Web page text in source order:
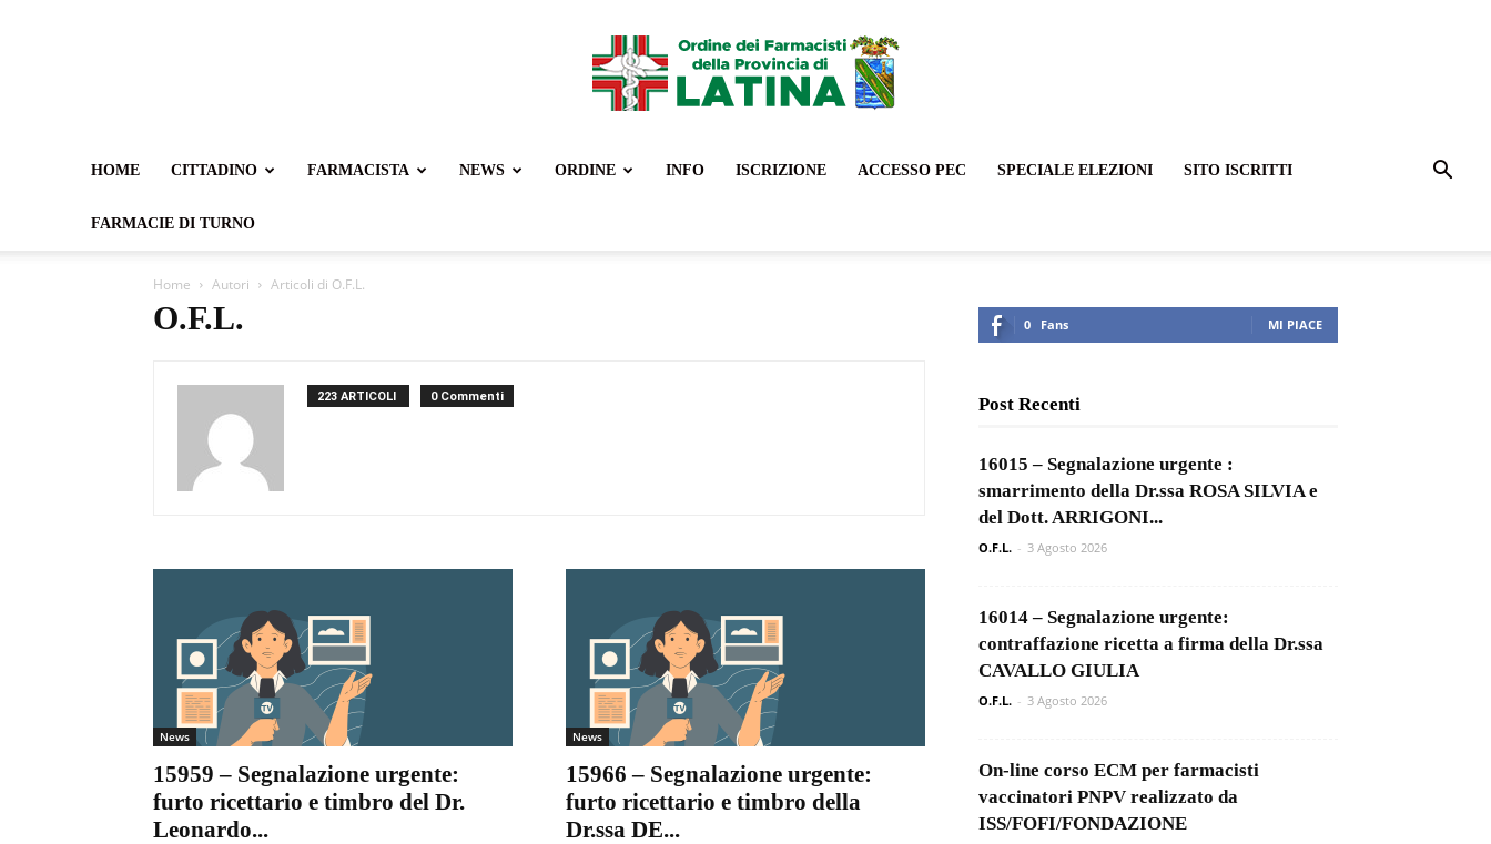
HOME CITTADINO FARMACISTA NEWS ORDINE INFO ISCRIZIONE ACCESSO PEC SPECIALE ELEZIONI SITO ISCRITTI
FARMACIE DI TURNO
Home Autori Articoli di O.F.L.
O.F.L.
223 ARTICOLI 0 Commenti
News
15959 – Segnalazione urgente:
furto ricettario e timbro del Dr.
Leonardo...
News
15966 – Segnalazione urgente:
furto ricettario e timbro della
Dr.ssa DE...
0 Fans MI PIACE
Post Recenti
16015 – Segnalazione urgente :
smarrimento della Dr.ssa ROSA SILVIA e
del Dott. ARRIGONI...
O.F.L. - 3 Agosto 2026
16014 – Segnalazione urgente:
contraffazione ricetta a firma della Dr.ssa
CAVALLO GIULIA
O.F.L. - 3 Agosto 2026
On-line corso ECM per farmacisti
vaccinatori PNPV realizzato da
ISS/FOFI/FONDAZIONE